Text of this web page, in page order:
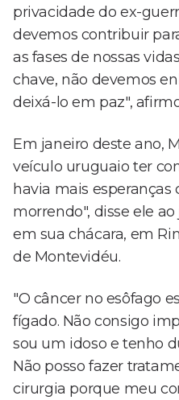
privacidade do ex-
devemos contribuir
as fases de nossas
chave, não devemos
deixá-lo em paz",
Em janeiro deste ano,
veículo uruguaio ter
havia mais esperanças
morrendo", disse ele
em sua chácara, em
de Montevidéu.
"O câncer no esôfago
fígado. Não consigo
sou um idoso e tenho
Não posso fazer
cirurgia porque meu